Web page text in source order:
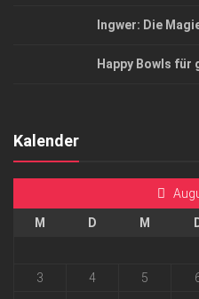
Ingwer: Die
Happy Bowls für
Kalender
M D M
3
4 5